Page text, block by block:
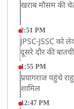
खराब मौसम की
2:51 PM
JPSC-JSSC को
दूसरे दौर की
1:55 PM
प्रयागराज पहुंचे
शामिल
12:47 PM